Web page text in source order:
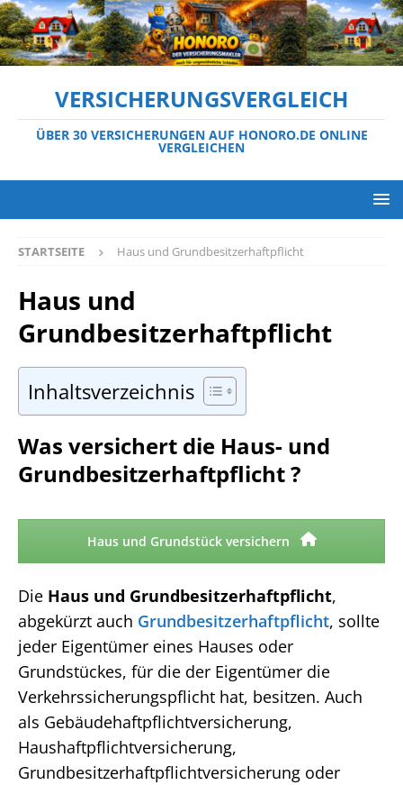
VERSICHERUNGSVERGLEICH
ÜBER 30 VERSICHERUNGEN AUF HONORO.DE ONLINE
VERGLEICHEN
STARTSEITE Haus und Grundbesitzerhaftpflicht
Haus und
Grundbesitzerhaftpflicht
Inhaltsverzeichnis
Was versichert die Haus- und
Grundbesitzerhaftpflicht ?
Haus und Grundstück versichern
Die Haus und Grundbesitzerhaftpflicht,
abgekürzt auch Grundbesitzerhaftpflicht, sollte
jeder Eigentümer eines Hauses oder
Grundstückes, für die der Eigentümer die
Verkehrssicherungspflicht hat, besitzen. Auch
als Gebäudehaftpflichtversicherung,
Haushaftpflichtversicherung,
Grundbesitzerhaftpflichtversicherung oder